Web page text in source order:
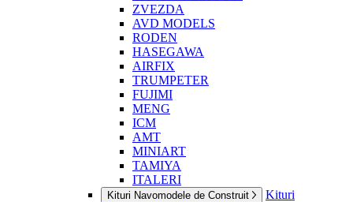
ZVEZDA
AVD MODELS
RODEN
HASEGAWA
AIRFIX
TRUMPETER
FUJIMI
MENG
ICM
AMT
MINIART
TAMIYA
ITALERI
Kituri Navomodele de Construit
Kituri